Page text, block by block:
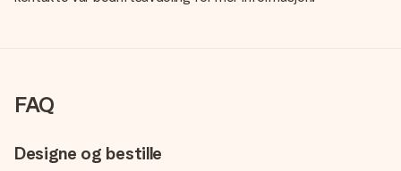
FAQ
Designe og bestille